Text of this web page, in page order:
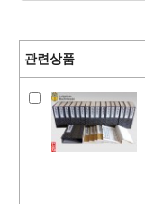
관련상품